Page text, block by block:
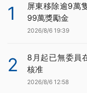
1
屏東移除逾9萬
99萬獎勵金
2026/8/6 19:39
2
8月起已無委員
核准
2026/8/6 12:58